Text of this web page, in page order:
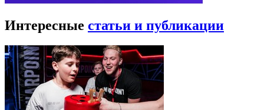
Интересные статьи и публикации